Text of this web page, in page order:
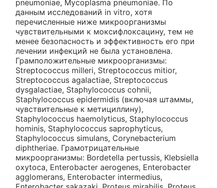
pneumoniae, Mycoplasma pneumoniae. По
данным исследований in vitro, хотя
перечисленные ниже микроорганизмы
чувствительными к моксифлоксацину, тем не
менее безопасность и эффективность его при
лечении инфекций не была установлена.
Грамположительные микроорганизмы:
Streptococcus milleri, Streptococcus mitior,
Streptococcus agalactiae, Streptococcus
dysgalactiae, Staphylococcus cohnii,
Staphylococcus epidermidis (включая штаммы,
чувствительные к метициллину),
Staphylococcus haemolyticus, Staphylococcus
hominis, Staphylococcus saprophyticus,
Staphylococcus simulans, Corynebacterium
diphtheriae. Грамотрицательные
микроорганизмы: Bordetella pertussis, Klebsiella
oxytoca, Enterobacter aerogenes, Enterobacter
agglomerans, Enterobacter intermedius,